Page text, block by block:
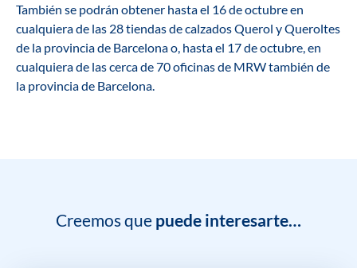
También se podrán obtener hasta el 16 de octubre en
cualquiera de las 28 tiendas de calzados Querol y Queroltes
de la provincia de Barcelona o, hasta el 17 de octubre, en
cualquiera de las cerca de 70 oficinas de MRW también de
la provincia de Barcelona.
Creemos que puede interesarte…